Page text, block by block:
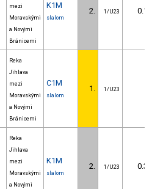
mezi
Moravskými
a Novými
Bránicemi
K1M
slalom
2. 1/U23 0.10
Reka
Jihlava
mezi
Moravskými
a Novými
Bránicemi
C1M
slalom
1. 1/U23
Reka
Jihlava
mezi
Moravskými
a Novými
K1M
slalom
2. 1/U23 0.30